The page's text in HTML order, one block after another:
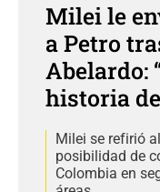
Milei le
a Petro
Abelardo:
historia
Milei se refirió
posibilidad de
Colombia en